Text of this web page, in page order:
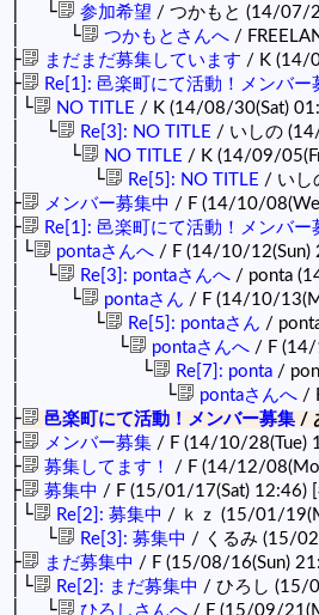
│ └ 参加希望 / つかもと (14/07/
│ └ つかもとさんへ /
├ まだまだ募集しています / K (14/
├ Re[1]: 邑楽町にて活動！メンバー
│└ NO TITLE / K (14/08/30(Sat)
│ └ Re[3]: NO TITLE / いしの
│ └ NO TITLE / K (14/09/
│ └ Re[5]: NO TITLE / いし
├ メンバー募集中 / F (14/10/
├ Re[1]: 邑楽町にて活動！メンバー
│└ pontaさんへ / F (14/10/12(Sun)
│ └ Re[3]: pontaさんへ / ponta
│ └ pontaさん / F (14/10/
│ └ Re[5]: pontaさん /
│ └ pontaさんへ / F
│ └ Re[7]: ponta /
│ └ pontaさんへ /
├ 邑楽町にて活動！メンバー募集 /
├ メンバー募集 / F (14/10/28(Tue)
├ 募集してます！ / F (14/12/
├ 募集中 / F (15/01/17(Sat) 12:46)
│└ Re[2]: 募集中 / ｋｚ (15/01/
│ └ Re[3]: 募集中 / くるみ (15/
├ まだ募集中 / F (15/08/16(Sun)
│└ Re[2]: まだ募集中 / ひろし (15/
│ └ ひろしさんへ / F (15/09/